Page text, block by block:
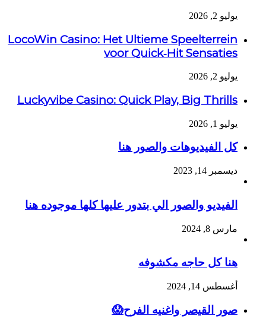
يوليو 2, 2026
LocoWin Casino: Het Ultieme Speelterrein
voor Quick‑Hit Sensaties
يوليو 2, 2026
Luckyvibe Casino: Quick Play, Big Thrills
يوليو 1, 2026
كل الفيديوهات والصور هنا
ديسمبر 14, 2023
الفيديو والصور الي بتدور عليها كلها موجوده هنا
مارس 8, 2024
هنا كل حاجه مكشوفه
أغسطس 14, 2024
صور القيصر واغنيه الفرح😱